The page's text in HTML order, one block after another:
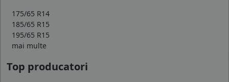
175/65 R14
185/65 R15
195/65 R15
mai multe
Top producatori